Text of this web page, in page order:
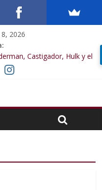
2026
Castigador, Hulk y el
por nada»
Minion»